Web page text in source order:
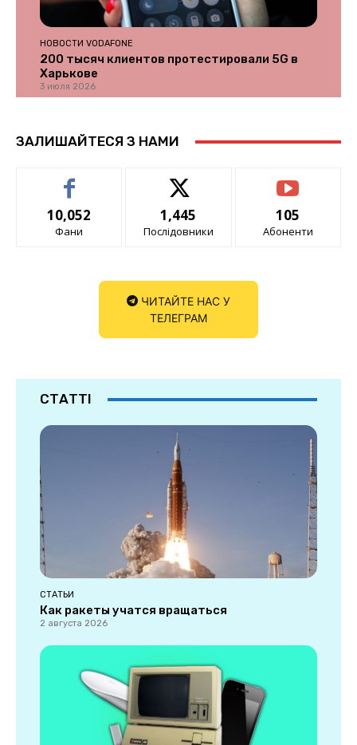
НОВОСТИ VODAFONE
200 тысяч клиентов протестировали 5G в
Харькове
3 июля 2026
ЗАЛИШАЙТЕСЯ З НАМИ
10,052
Фани
1,445
Послідовники
105
Абоненти
ЧИТАЙТЕ НАС У
ТЕЛЕГРАМ
СТАТТІ
СТАТЬИ
Как ракеты учатся вращаться
2 августа 2026